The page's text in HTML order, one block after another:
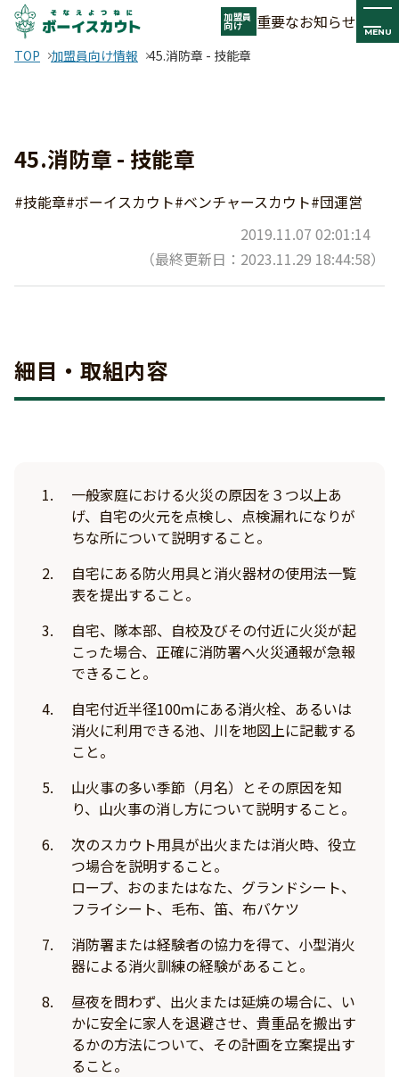
加盟員
向け 重要なお知らせ MENU
TOP 加盟員向け情報 45.消防章 - 技能章
45.消防章 - 技能章
#技能章#ボーイスカウト#ベンチャースカウト#団運営
2019.11.07 02:01:14
（最終更新日：2023.11.29 18:44:58）
細目・取組内容
一般家庭における火災の原因を３つ以上あ
げ、自宅の火元を点検し、点検漏れになりが
ちな所について説明すること。
自宅にある防火用具と消火器材の使用法一覧
表を提出すること。
自宅、隊本部、自校及びその付近に火災が起
こった場合、正確に消防署へ火災通報が急報
できること。
自宅付近半径100ｍにある消火栓、あるいは
消火に利用できる池、川を地図上に記載する
こと。
山火事の多い季節（月名）とその原因を知
り、山火事の消し方について説明すること。
次のスカウト用具が出火または消火時、役立
つ場合を説明すること。
ロープ、おのまたはなた、グランドシート、
フライシート、毛布、笛、布バケツ
消防署または経験者の協力を得て、小型消火
器による消火訓練の経験があること。
昼夜を問わず、出火または延焼の場合に、い
かに安全に家人を退避させ、貴重品を搬出す
るかの方法について、その計画を立案提出す
ること。